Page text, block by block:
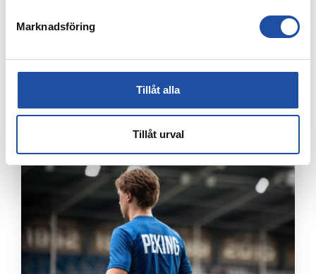
Marknadsföring
Tillåt alla
Tillåt urval
FREJA LINDWALL LÅNAS UT TILL HUSQVARNA FF